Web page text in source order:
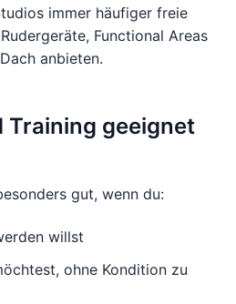
immer häufiger freie
Functional Areas
anbieten.
Training geeignet
gut, wenn du:
willst
ohne Kondition zu